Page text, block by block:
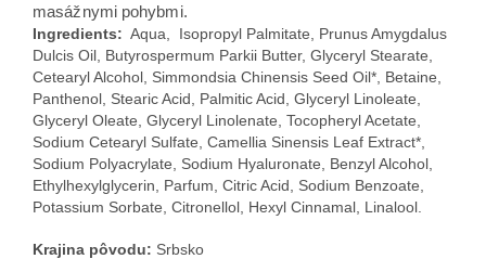
masážnymi pohybmi.
Ingredients: Aqua, Isopropyl Palmitate, Prunus Amygdalus
Dulcis Oil, Butyrospermum Parkii Butter, Glyceryl Stearate,
Cetearyl Alcohol, Simmondsia Chinensis Seed Oil*, Betaine,
Panthenol, Stearic Acid, Palmitic Acid, Glyceryl Linoleate,
Glyceryl Oleate, Glyceryl Linolenate, Tocopheryl Acetate,
Sodium Cetearyl Sulfate, Camellia Sinensis Leaf Extract*,
Sodium Polyacrylate, Sodium Hyaluronate, Benzyl Alcohol,
Ethylhexylglycerin, Parfum, Citric Acid, Sodium Benzoate,
Potassium Sorbate, Citronellol, Hexyl Cinnamal, Linalool.
Krajina pôvodu: Srbsko